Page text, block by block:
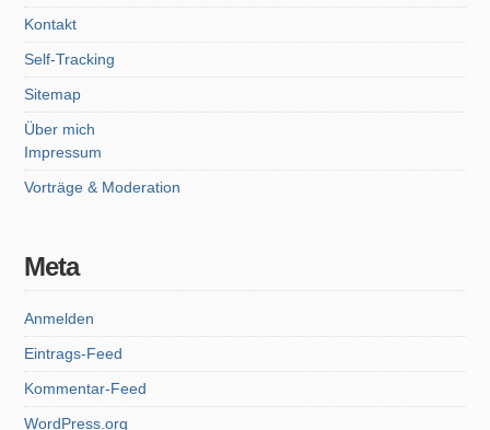
Kontakt
Self-Tracking
Sitemap
Über mich
Impressum
Vorträge & Moderation
Meta
Anmelden
Eintrags-Feed
Kommentar-Feed
WordPress.org